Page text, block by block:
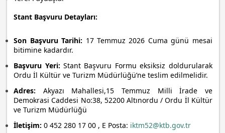
Stant Başvuru Detayları:
Son Başvuru Tarihi: 17 Temmuz 2026 Cuma günü mesai
bitimine kadardır.
Başvuru Yeri: Stant Başvuru Formu eksiksiz doldurularak
Ordu İl Kültür ve Turizm Müdürlüğü’ne teslim edilmelidir.
Adres: Akyazı Mahallesi,15 Temmuz Milli İrade ve
Demokrasi Caddesi No:38, 52200 Altınordu / Ordu İl Kültür
ve Turizm Müdürlüğü
İletişim: 0 452 280 17 00 , E Posta: iktm52@ktb.gov.tr